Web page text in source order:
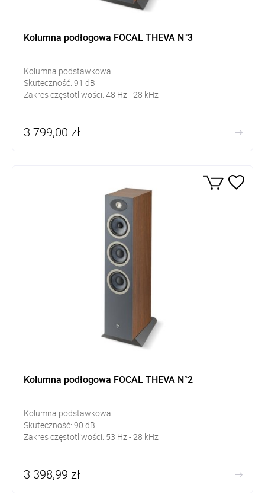
Kolumna podłogowa FOCAL THEVA N°3
Kolumna podstawkowa
Skuteczność: 91 dB
Zakres częstotliwości: 48 Hz - 28 kHz
3 799,00 zł
Kolumna podłogowa FOCAL THEVA N°2
Kolumna podstawkowa
Skuteczność: 90 dB
Zakres częstotliwości: 53 Hz - 28 kHz
3 398,99 zł